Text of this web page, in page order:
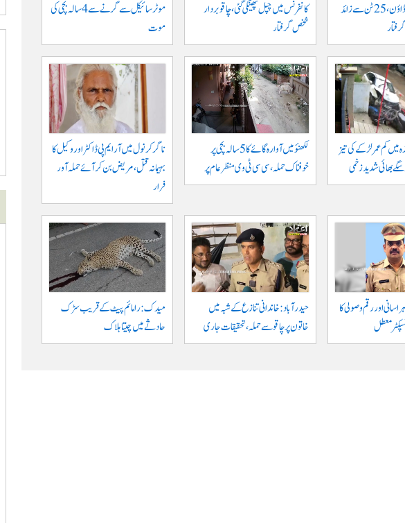
خلاف بڑا کریک ڈاؤن، 25 ٹن سے زائد
کانفرنس میں چپل پھینکی گئی، چاقو بردار
شخص گرفتار
موٹرسائیکل سے گرنے سے 4 سالہ بچی کی
موت
میں کم عمر لڑکے کی تیز
سگے بھائی شدید زخمی
لکھنؤ میں آوارہ گائے کا 5 سالہ بچی پر
خوفناک حملہ، سی سی ٹی وی منظر عام پر
ناگرکرنول میں آر ایم پی ڈاکٹر اور وکیل کا
بہیمانہ قتل، مریض بن کر آئے حملہ آور
فرار
اور رقم وصولی کا
معطل
حیدرآباد: خاندانی تنازع کے شبہ میں
خاتون پر چاقو سے حملہ، تحقیقات جاری
میدک: رامائم پیٹ کے قریب سڑک
حادثے میں چیتا ہلاک